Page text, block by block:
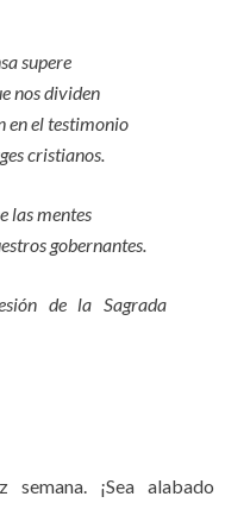
supere
nos dividen
en el testimonio
cristianos.
las mentes
gobernantes.
de la Sagrada
¡Sea alabado